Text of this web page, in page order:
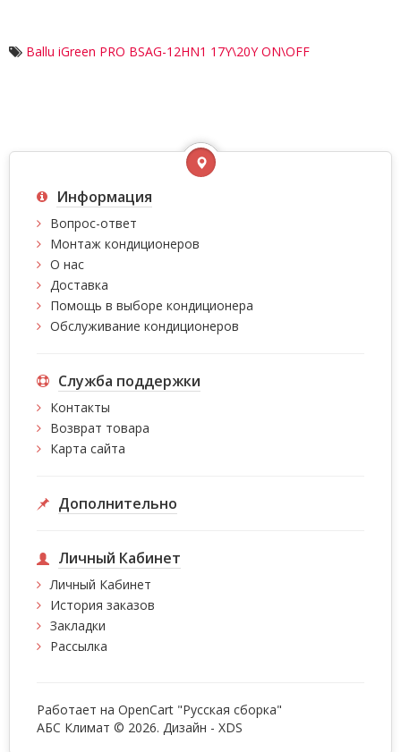
Ballu iGreen PRO BSAG-12HN1 17Y\20Y ON\OFF
Информация
Вопрос-ответ
Монтаж кондиционеров
О нас
Доставка
Помощь в выборе кондиционера
Обслуживание кондиционеров
Служба поддержки
Контакты
Возврат товара
Карта сайта
Дополнительно
Личный Кабинет
Личный Кабинет
История заказов
Закладки
Рассылка
Работает на OpenCart "Русская сборка"
АБС Климат © 2026. Дизайн - XDS